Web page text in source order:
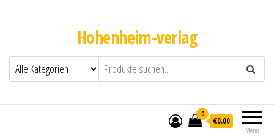
Hohenheim-verlag
Menü
0
€0.00